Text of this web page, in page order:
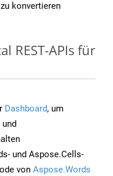
zu konvertieren
REST-APIs für
Dashboard, um
und
und Aspose.Cells-
von Aspose.Words